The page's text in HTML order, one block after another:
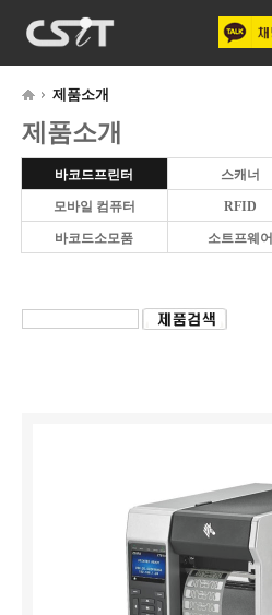
제품소개
제품소개
바코드프린터 스캐너
모바일 컴퓨터 RFID
바코드소모품 소트프웨어